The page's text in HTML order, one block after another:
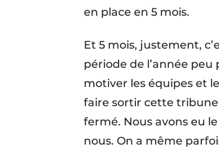
en place en 5 mois.
Et 5 mois, justement,
période de l’année
motiver les équipes et
faire sortir cette tribune
fermé. Nous avons eu
nous. On a même